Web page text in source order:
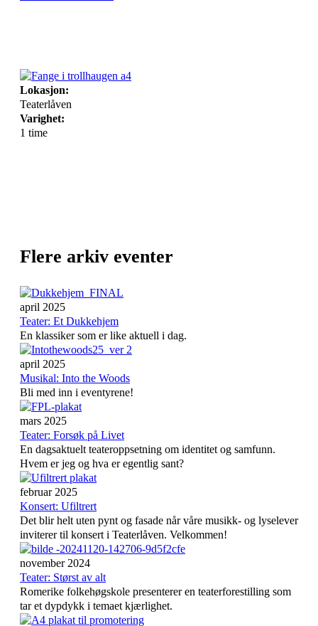
Lokasjon:
Teaterlåven
Varighet:
1 time
Flere arkiv eventer
april 2025
Teater: Et Dukkehjem
En klassiker som er like aktuell i dag.
april 2025
Musikal: Into the Woods
Bli med inn i eventyrene!
mars 2025
Teater: Forsøk på Livet
En dagsaktuelt teateroppsetning om identitet og samfunn.
Hvem er jeg og hva er egentlig sant?
februar 2025
Konsert: Ufiltrert
Det blir helt uten pynt og fasade når våre musikk- og lyselever
inviterer til konsert i Teaterlåven. Velkommen!
november 2024
Teater: Størst av alt
Romerike folkehøgskole presenterer en teaterforestilling som
tar et dypdykk i temaet kjærlighet.